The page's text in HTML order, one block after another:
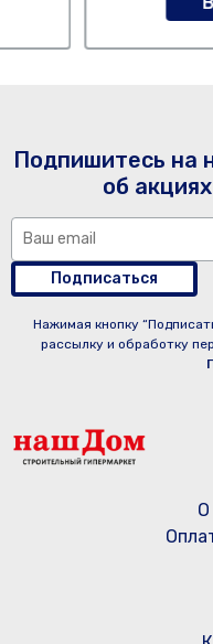
Подпишитесь на
об
Подписаться
Нажимая кнопку
рассылку и обработку
О